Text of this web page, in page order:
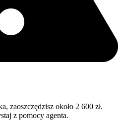
zaoszczędzisz około 2 600 zł.
z pomocy agenta.